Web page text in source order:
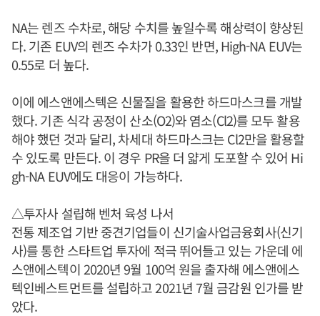
NA는 렌즈 수차로, 해당 수치를 높일수록 해상력이 향상된
다. 기존 EUV의 렌즈 수차가 0.33인 반면, High-NA EUV는
0.55로 더 높다.
이에 에스앤에스텍은 신물질을 활용한 하드마스크를 개발
했다. 기존 식각 공정이 산소(O2)와 염소(Cl2)를 모두 활용
해야 했던 것과 달리, 차세대 하드마스크는 Cl2만을 활용할
수 있도록 만든다. 이 경우 PR을 더 얇게 도포할 수 있어 Hi
gh-NA EUV에도 대응이 가능하다.
△투자사 설립해 벤처 육성 나서
전통 제조업 기반 중견기업들이 신기술사업금융회사(신기
사)를 통한 스타트업 투자에 적극 뛰어들고 있는 가운데 에
스앤에스텍이 2020년 9월 100억 원을 출자해 에스앤에스
텍인베스트먼트를 설립하고 2021년 7월 금감원 인가를 받
았다.